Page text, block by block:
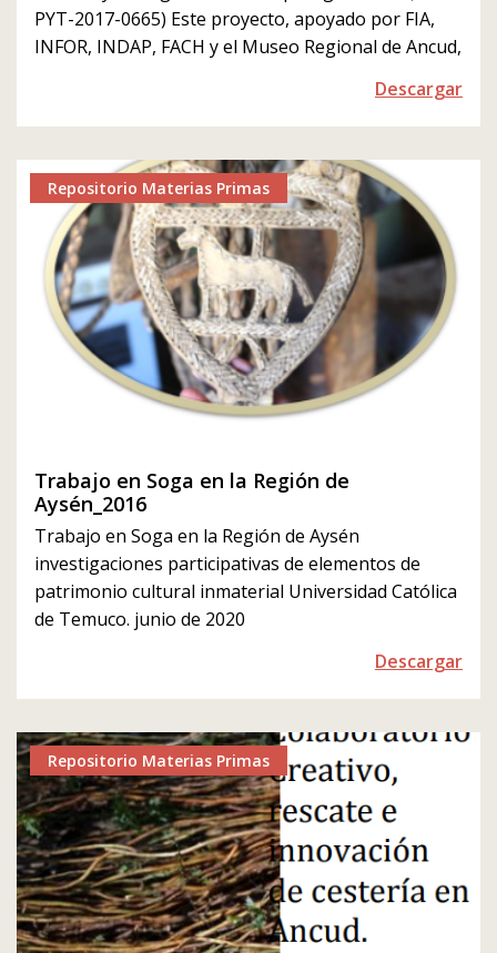
PYT-2017-0665) Este proyecto, apoyado por FIA,
INFOR, INDAP, FACH y el Museo Regional de Ancud,
Descargar
Repositorio Materias Primas
Trabajo en Soga en la Región de
Aysén_2016
Trabajo en Soga en la Región de Aysén
investigaciones participativas de elementos de
patrimonio cultural inmaterial Universidad Católica
de Temuco. junio de 2020
Descargar
Repositorio Materias Primas